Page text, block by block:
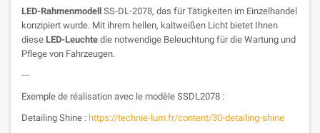
LED-Rahmenmodell SS-DL-2078, das für Tätigkeiten im Einzelhandel
konzipiert wurde. Mit ihrem hellen, kaltweißen Licht bietet Ihnen
diese LED-Leuchte die notwendige Beleuchtung für die Wartung und
Pflege von Fahrzeugen.
---
Exemple de réalisation avec le modèle SSDL2078 :
Detailing Shine : https://technie-lum.fr/content/30-detailing-shine